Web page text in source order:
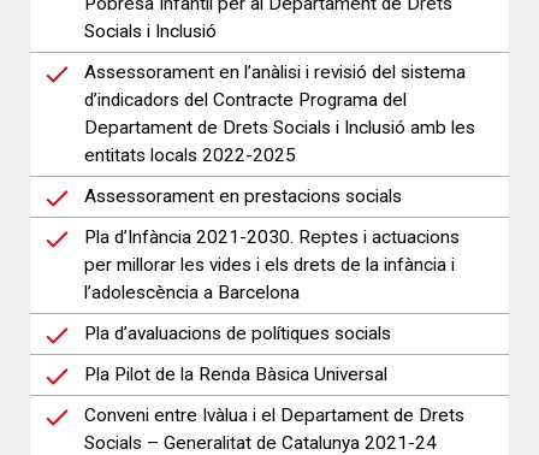
Socials i Inclusió
Assessorament en l’anàlisi i revisió del sistema
d’indicadors del Contracte Programa del
Departament de Drets Socials i Inclusió amb les
entitats locals 2022-2025
Assessorament en prestacions socials
Pla d’Infància 2021-2030. Reptes i actuacions
per millorar les vides i els drets de la infància i
l’adolescència a Barcelona
Pla d’avaluacions de polítiques socials
Pla Pilot de la Renda Bàsica Universal
Conveni entre Ivàlua i el Departament de Drets
Socials – Generalitat de Catalunya 2021-24